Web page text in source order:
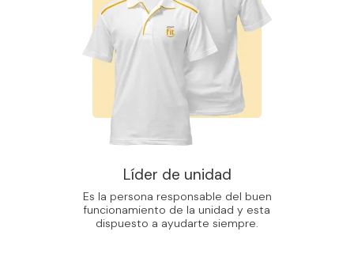
Líder de unidad
Es la persona responsable del buen
funcionamiento de la unidad y esta
dispuesto a ayudarte siempre.